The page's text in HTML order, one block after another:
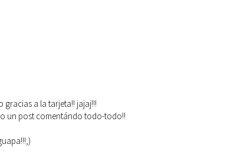
gracias a la tarjeta!! jajaj!!!
un post comentándo todo-todo!!